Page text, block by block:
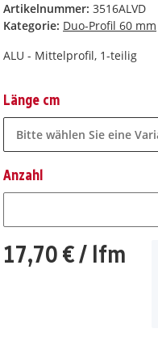
Artikelnummer: 3516ALVD
Kategorie: Duo-Profil 60 mm
ALU - Mittelprofil, 1-teilig
Länge cm
Bitte wählen Sie eine
Anzahl
17,70 €/ lfm